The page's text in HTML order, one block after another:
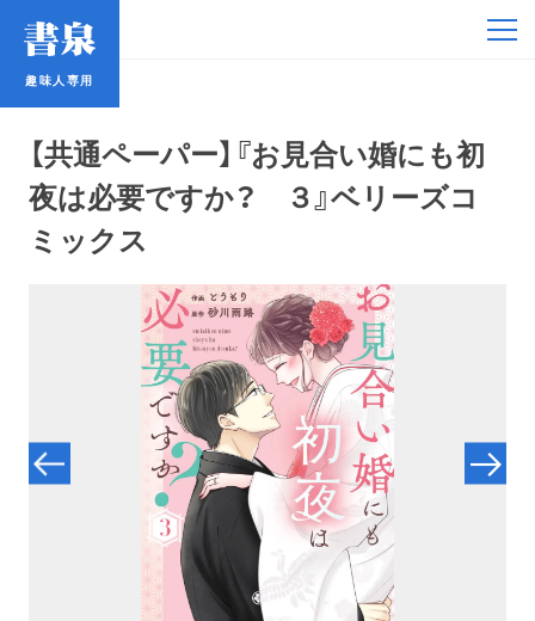
趣味人専用
【共通ペーパー】『お見合い婚にも初
夜は必要ですか？ ３』ベリーズコ
ミックス
趣味人専用
鉄道・バス
コミック・ラノベ